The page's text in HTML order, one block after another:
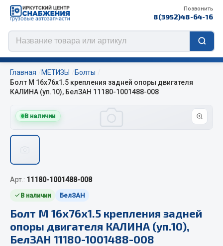
Позвонить
8(3952)48-64-16
ЦЕПИ РОССИЯ
Изготовление цепей на колеса BOHU
QITONG
Весь раздел
Отопители салона, подогреватели
Главная МЕТИЗЫ
Болты
Болт М 16х76х1.5 крепления задней опоры двигателя
КАЛИНА (уп.10), БелЗАН 11180-1001488-008
В наличии
Арт.: 11180-1001488-008
В наличии БелЗАН
Болт М 16х76х1.5 крепления задней
опоры двигателя КАЛИНА (уп.10),
БелЗАН 11180-1001488-008